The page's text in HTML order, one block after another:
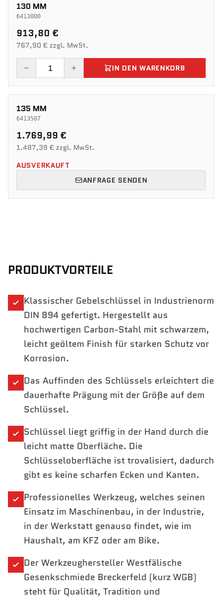
130 MM
6413000
913,80 €
767,90 € zzgl. MwSt.
IN DEN WARENKORB
135 MM
6413507
1.769,99 €
1.487,39 € zzgl. MwSt.
AUSVERKAUFT
ANFRAGE SENDEN
PRODUKTVORTEILE
Klassischer Gebelschlüssel in Industrienorm
DIN 894 gefertigt. Hergestellt aus
hochwertigen Carbon-Stahl mit schwarzem,
leicht geöltem Finish für starken Schutz vor
Korrosion.
Das Auffinden des Schlüssels erleichtert die
dauerhafte Prägung mit der Größe auf dem
Schlüssel.
Schlüssel liegt griffig in der Hand durch die
leicht matte Oberfläche. Die
Schlüsseloberfläche ist trovalisiert, dadurch
gibt es keine scharfen Ecken und Kanten.
Professionelles Werkzeug, welches seinen
Einsatz im Maschinenbau, in der Industrie,
in der Werkstatt genauso findet, wie im
Haushalt, am KFZ oder am Bike.
Der Werkzeughersteller Westfälische
Gesenkschmiede Breckerfeld (kurz WGB)
steht für Qualität, Tradition und